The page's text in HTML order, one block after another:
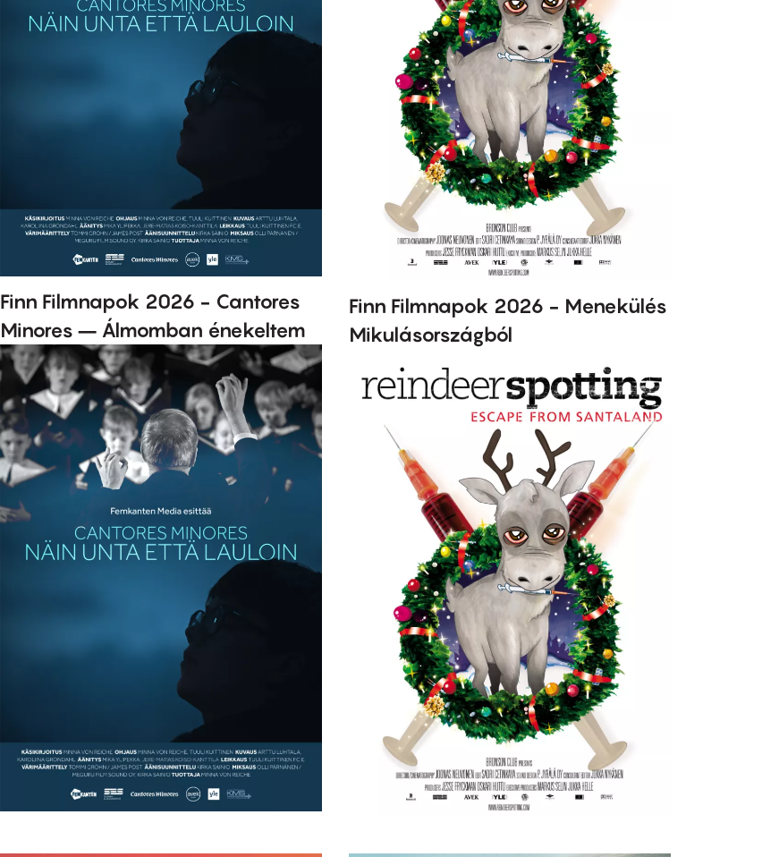
Finn Filmnapok 2026 - Cantores
Minores – Álmomban énekeltem
Finn Filmnapok 2026 - Menekülés
Mikulásországból